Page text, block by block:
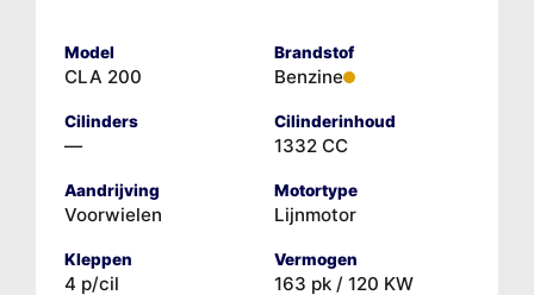
Model
CLA 200
Brandstof
Benzine
Cilinders
—
Cilinderinhoud
1332 CC
Aandrijving
Voorwielen
Motortype
Lijnmotor
Kleppen
4 p/cil
Vermogen
163 pk / 120 KW